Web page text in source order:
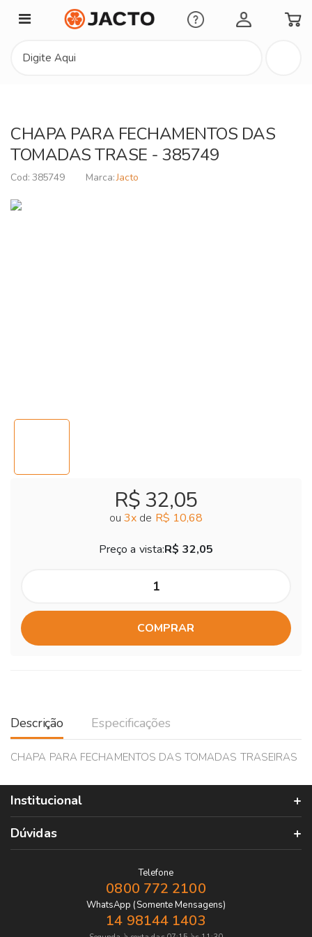
Minha Conta
CHAPA PARA FECHAMENTOS DAS
TOMADAS TRASE - 385749
385749 Jacto
R$ 32,05
ou 3x de R$ 10,68
Preço a vista:R$ 32,05
COMPRAR
Descrição Especificações
CHAPA PARA FECHAMENTOS DAS TOMADAS TRASEIRAS
Institucional
Dúvidas
Telefone
0800 772 2100
WhatsApp (Somente Mensagens)
14 98144 1403